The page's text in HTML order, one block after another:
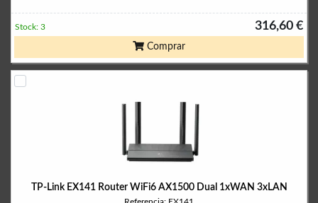
316,60 €
Stock: 3
Comprar
TP-Link EX141 Router WiFi6 AX1500 Dual 1xWAN 3xLAN